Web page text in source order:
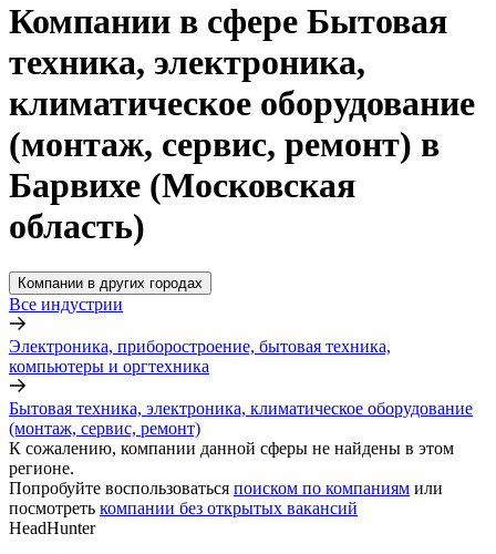
Компании в сфере Бытовая
техника, электроника,
климатическое оборудование
(монтаж, сервис, ремонт) в
Барвихе (Московская
область)
Компании в других городах
Все индустрии
Электроника, приборостроение, бытовая техника,
компьютеры и оргтехника
Бытовая техника, электроника, климатическое оборудование
(монтаж, сервис, ремонт)
К сожалению, компании данной сферы не найдены в этом
регионе.
Попробуйте воспользоваться поиском по компаниям или
посмотреть компании без открытых вакансий
HeadHunter